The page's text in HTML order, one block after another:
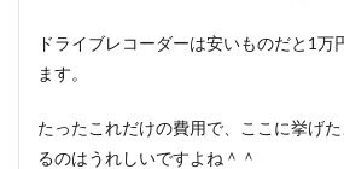
ドライブレコーダーは安いものだと1万
ます。
たったこれだけの費用で、ここに挙げ
るのはうれしいですよね＾＾